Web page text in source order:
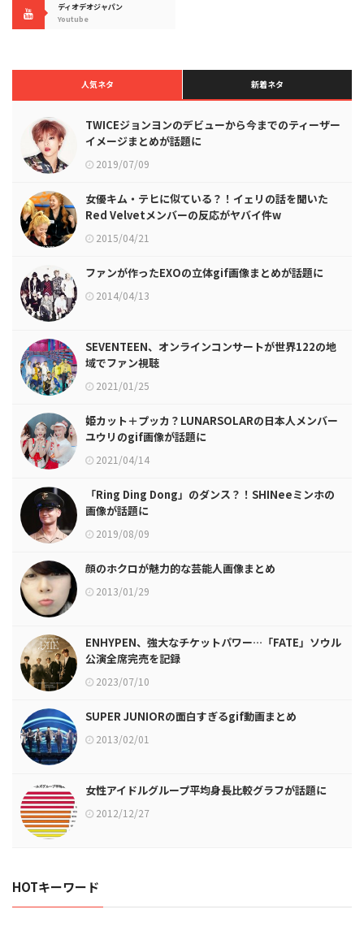
ディオデオジャパン
Youtube
人気ネタ 新着ネタ
TWICEジョンヨンのデビューから今までのティーザー
イメージまとめが話題に
2019/07/09
女優キム・テヒに似ている？！イェリの話を聞いた
Red Velvetメンバーの反応がヤバイ件w
2015/04/21
ファンが作ったEXOの立体gif画像まとめが話題に
2014/04/13
SEVENTEEN、オンラインコンサートが世界122の地
域でファン視聴
2021/01/25
姫カット＋プッカ？LUNARSOLARの日本人メンバー
ユウリのgif画像が話題に
2021/04/14
「Ring Ding Dong」のダンス？！SHINeeミンホの
画像が話題に
2019/08/09
顔のホクロが魅力的な芸能人画像まとめ
2013/01/29
ENHYPEN、強大なチケットパワー…「FATE」ソウル
公演全席完売を記録
2023/07/10
SUPER JUNIORの面白すぎるgif動画まとめ
2013/02/01
女性アイドルグループ平均身長比較グラフが話題に
2012/12/27
HOTキーワード